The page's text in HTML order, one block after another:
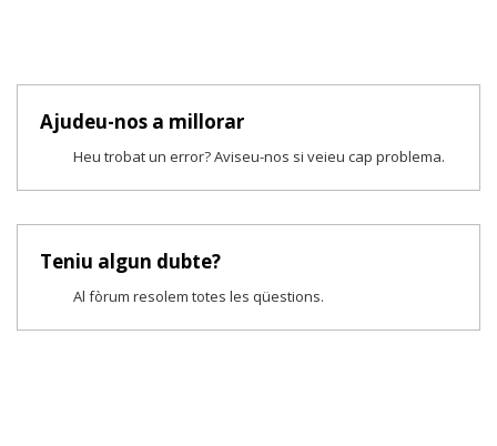
Ajudeu-nos a millorar
Heu trobat un error? Aviseu-nos si veieu cap problema.
Teniu algun dubte?
Al fòrum resolem totes les qüestions.